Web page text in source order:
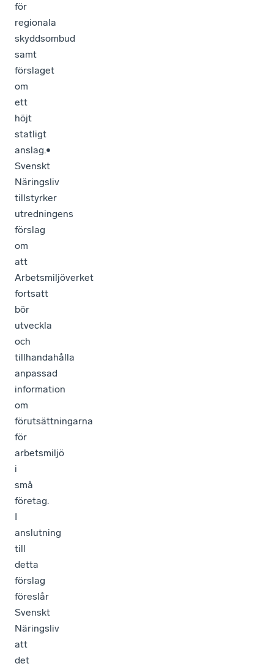
för
regionala
skyddsombud
samt
förslaget
om
ett
höjt
statligt
anslag.•
Svenskt
Näringsliv
tillstyrker
utredningens
förslag
om
att
Arbetsmiljöverket
fortsatt
bör
utveckla
och
tillhandahålla
anpassad
information
om
förutsättningarna
för
arbetsmiljö
i
små
företag.
I
anslutning
till
detta
förslag
föreslår
Svenskt
Näringsliv
att
det